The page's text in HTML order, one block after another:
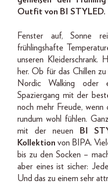
Outfit von BI STYLED.
Fenster auf, Sonne
frühlingshafte
unseren Kleiderschrank.
her. Ob für das Chillen
Nordic Walking oder
Spaziergang mit der
noch mehr Freude,
rundum wohl fühlen.
mit der neuen BI
Kollektion von BIPA.
bis zu den Socken –
aber eines ist sicher:
Und das zu einem sehr